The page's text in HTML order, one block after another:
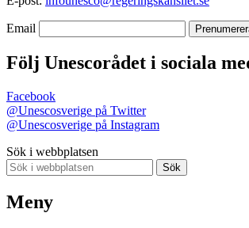
Email
Följ Unescorådet i sociala
Facebook
@Unescosverige på Twitter
@Unescosverige på Instagram
Sök i webbplatsen
Sök
Meny